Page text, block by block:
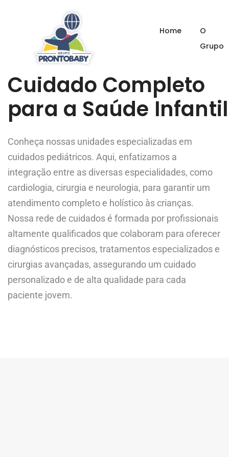
Home
O
Grupo
UNIDADES
Cuidado Completo
para a Saúde Infantil
Conheça nossas unidades especializadas em
cuidados pediátricos. Aqui, enfatizamos a
integração entre as diversas especialidades, como
cardiologia, cirurgia e neurologia, para garantir um
atendimento completo e holístico às crianças.
Nossa rede de cuidados é formada por profissionais
altamente qualificados que colaboram para oferecer
diagnósticos precisos, tratamentos especializados e
cirurgias avançadas, assegurando um cuidado
personalizado e de alta qualidade para cada
paciente jovem.